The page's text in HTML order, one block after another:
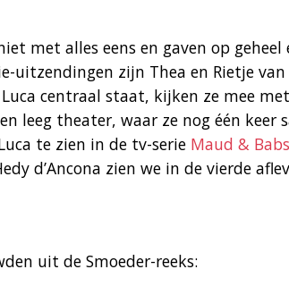
met alles eens en gaven op geheel
uitzendingen zijn Thea en Rietje
centraal staat, kijken ze mee
leeg theater, waar ze nog één keer
te zien in de tv-serie Maud &
d’Ancona zien we in de vierde
uit de Smoeder-reeks: